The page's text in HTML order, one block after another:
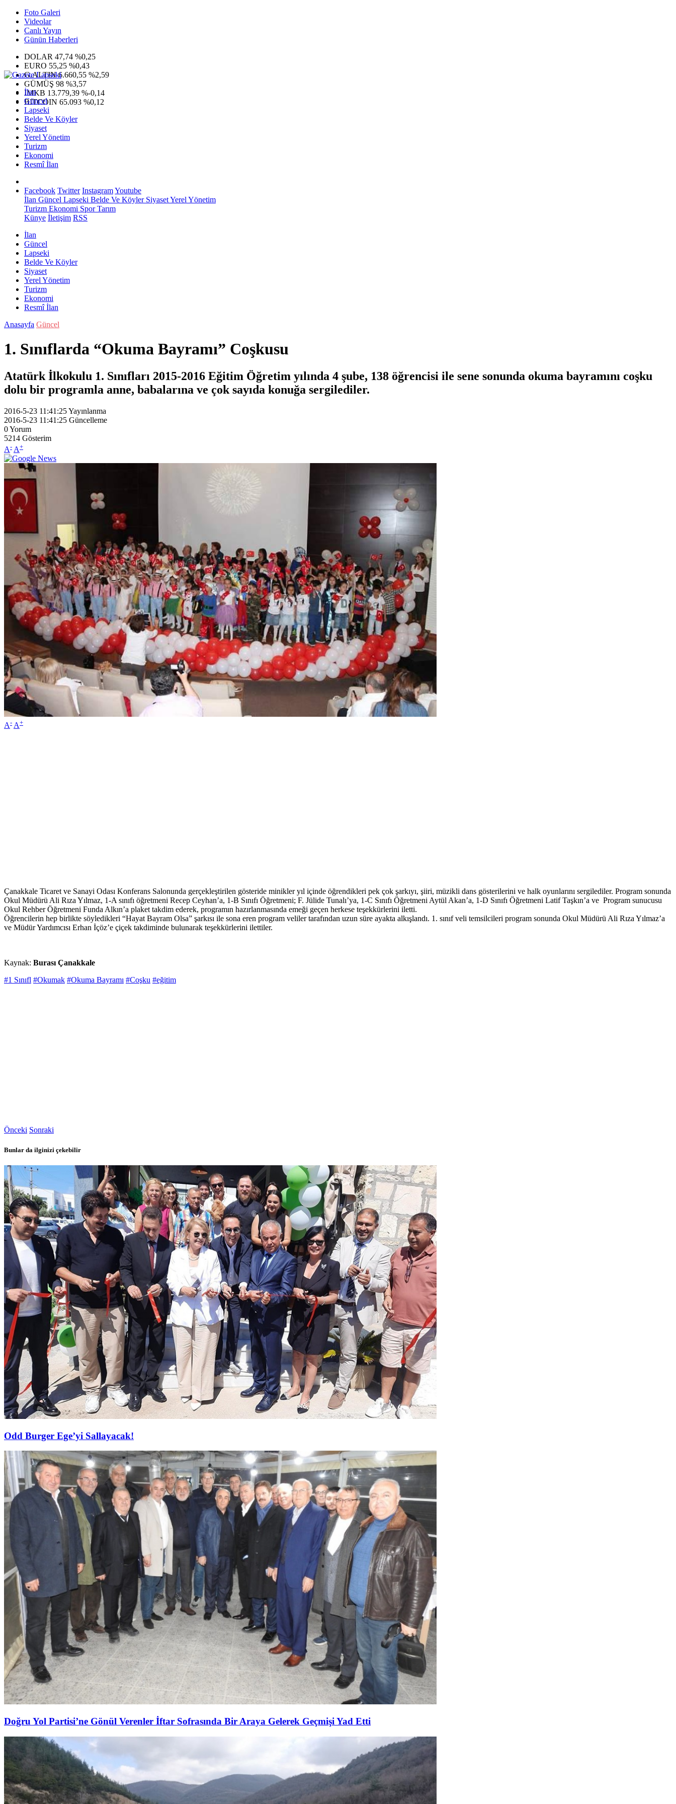
Foto Galeri
Videolar
Canlı Yayın
Günün Haberleri
DOLAR 47,74 %0,25
EURO 55,25 %0,43
G.ALTIN6.660,55 %2,59
GÜMÜŞ 98 %3,57
IMKB 13.779,39 %-0,14
BITCOIN 65.093 %0,12
İlan
Güncel
Lapseki
Belde Ve Köyler
Siyaset
Yerel Yönetim
Turizm
Ekonomi
Resmî İlan
Facebook Twitter InstagramYoutube
İlan Güncel Lapseki Belde Ve KöylerSiyasetYerel Yönetim
Turizm Ekonomi SporTarım
Künye İletişim RSS
İlan
Güncel
Lapseki
Belde Ve Köyler
Siyaset
Yerel Yönetim
Turizm
Ekonomi
Resmî İlan
Anasayfa Güncel
1. Sınıflarda “Okuma Bayramı” Coşkusu
Atatürk İlkokulu 1. Sınıfları 2015-2016 Eğitim Öğretim yılında 4 şube, 138 öğrencisi ile sene sonunda okuma bayramını coşku
dolu bir programla anne, babalarına ve çok sayıda konuğa sergilediler.
2016-5-23 11:41:25Yayınlanma
2016-5-23 11:41:25 Güncelleme
0Yorum
5214 Gösterim
A- A+
A- A+
Çanakkale Ticaret ve Sanayi Odası Konferans Salonunda gerçekleştirilen gösteride minikler yıl içinde öğrendikleri pek çok şarkıyı, şiiri, müzikli dans gösterilerini ve halk oyunlarını sergilediler. Program sonunda
Okul Müdürü Ali Rıza Yılmaz, 1-A sınıfı öğretmeni Recep Ceyhan’a, 1-B Sınıfı Öğretmeni; F. Jülide Tunalı’ya, 1-C Sınıfı Öğretmeni Aytül Akan’a, 1-D Sınıfı Öğretmeni Latif Taşkın’a ve Program sunucusu
Okul Rehber Öğretmeni Funda Alkın’a plaket takdim ederek, programın hazırlanmasında emeği geçen herkese teşekkürlerini iletti.
Öğrencilerin hep birlikte söyledikleri “Hayat Bayram Olsa” şarkısı ile sona eren program veliler tarafından uzun süre ayakta alkışlandı. 1. sınıf veli temsilcileri program sonunda Okul Müdürü Ali Rıza Yılmaz’a
ve Müdür Yardımcısı Erhan İçöz’e çiçek takdiminde bulunarak teşekkürlerini ilettiler.
Kaynak: Burası Çanakkale
#1 Sınıfl #Okumak #Okuma Bayramı #Coşku #eğitim
Önceki Sonraki
Bunlar da ilginizi çekebilir
Odd Burger Ege’yi Sallayacak!
Doğru Yol Partisi’ne Gönül Verenler İftar Sofrasında Bir Araya Gelerek Geçmişi Yad Etti